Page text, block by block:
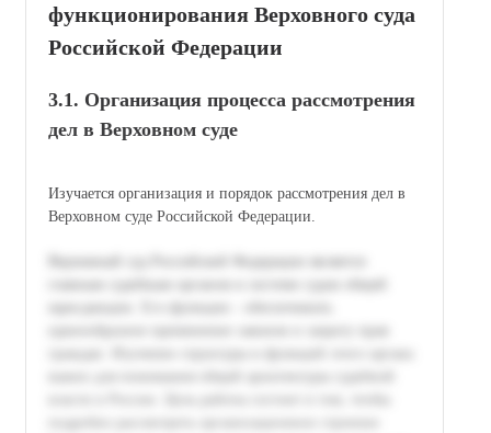
функционирования Верховного суда
Российской Федерации
3.1. Организация процесса рассмотрения
дел в Верховном суде
Изучается организация и порядок рассмотрения дел в
Верховном суде Российской Федерации.